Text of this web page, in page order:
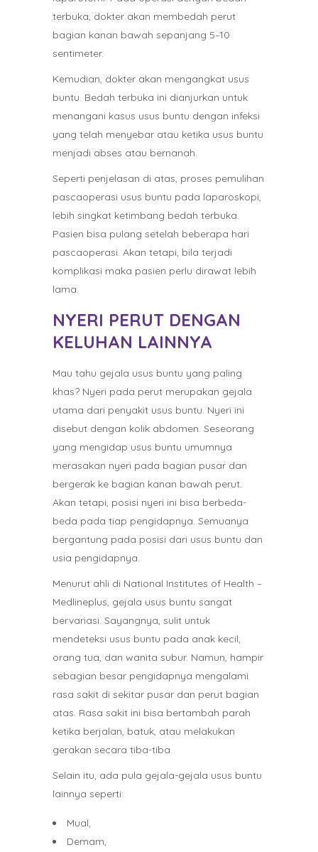
terbuka, dokter akan membedah perut
bagian kanan bawah sepanjang 5–10
sentimeter.
Kemudian, dokter akan mengangkat usus
buntu. Bedah terbuka ini dianjurkan untuk
menangani kasus usus buntu dengan infeksi
yang telah menyebar atau ketika usus buntu
menjadi abses atau bernanah.
Seperti penjelasan di atas, proses pemulihan
pascaoperasi usus buntu pada laparoskopi,
lebih singkat ketimbang bedah terbuka.
Pasien bisa pulang setelah beberapa hari
pascaoperasi. Akan tetapi, bila terjadi
komplikasi maka pasien perlu dirawat lebih
lama.
NYERI PERUT DENGAN
KELUHAN LAINNYA
Mau tahu gejala usus buntu yang paling
khas? Nyeri pada perut merupakan gejala
utama dari penyakit usus buntu. Nyeri ini
disebut dengan kolik abdomen. Seseorang
yang mengidap usus buntu umumnya
merasakan nyeri pada bagian pusar dan
bergerak ke bagian kanan bawah perut.
Akan tetapi, posisi nyeri ini bisa berbeda-
beda pada tiap pengidapnya. Semuanya
bergantung pada posisi dari usus buntu dan
usia pengidapnya.
Menurut ahli di National Institutes of Health –
Medlineplus, gejala usus buntu sangat
bervariasi. Sayangnya, sulit untuk
mendeteksi usus buntu pada anak kecil,
orang tua, dan wanita subur. Namun, hampir
sebagian besar pengidapnya mengalami
rasa sakit di sekitar pusar dan perut bagian
atas. Rasa sakit ini bisa bertambah parah
ketika berjalan, batuk, atau melakukan
gerakan secara tiba-tiba.
Selain itu, ada pula gejala-gejala usus buntu
lainnya seperti:
Mual,
Demam,